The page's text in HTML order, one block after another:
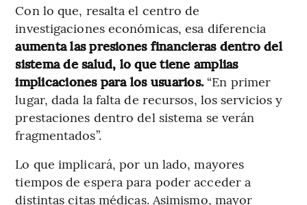
Con lo que, resalta el centro de
investigaciones económicas, esa diferencia
aumenta las presiones financieras dentro del
sistema de salud, lo que tiene amplias
implicaciones para los usuarios. “En primer
lugar, dada la falta de recursos, los servicios y
prestaciones dentro del sistema se verán
fragmentados”.
Lo que implicará, por un lado, mayores
tiempos de espera para poder acceder a
distintas citas médicas. Asimismo, mayor